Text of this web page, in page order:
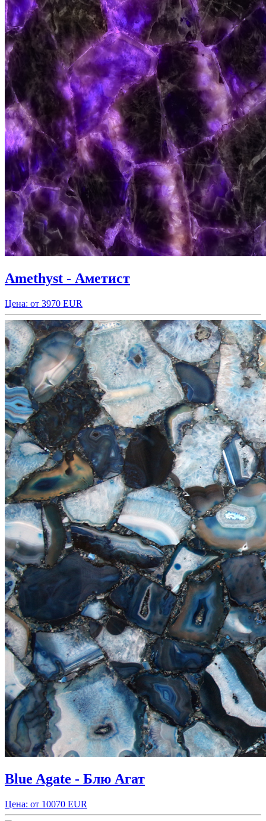
Amethyst - Аметист
Цена: от 3970 EUR
Blue Agate - Блю Агат
Цена: от 10070 EUR